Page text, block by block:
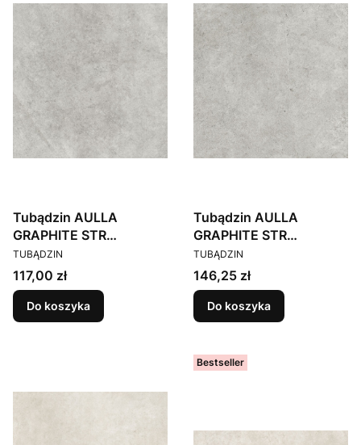
Tubądzin AULLA
GRAPHITE STR
59,8X59,8
PRODUCENT
TUBĄDZIN
Cena
117,00 zł
Do koszyka
Tubądzin AULLA
GRAPHITE STR
79,8X79,8
PRODUCENT
TUBĄDZIN
Cena
146,25 zł
Do koszyka
Bestseller